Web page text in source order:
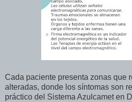
Cada paciente presenta zonas que
alteradas, donde los síntomas son
práctico del Sistema Azulcamet en